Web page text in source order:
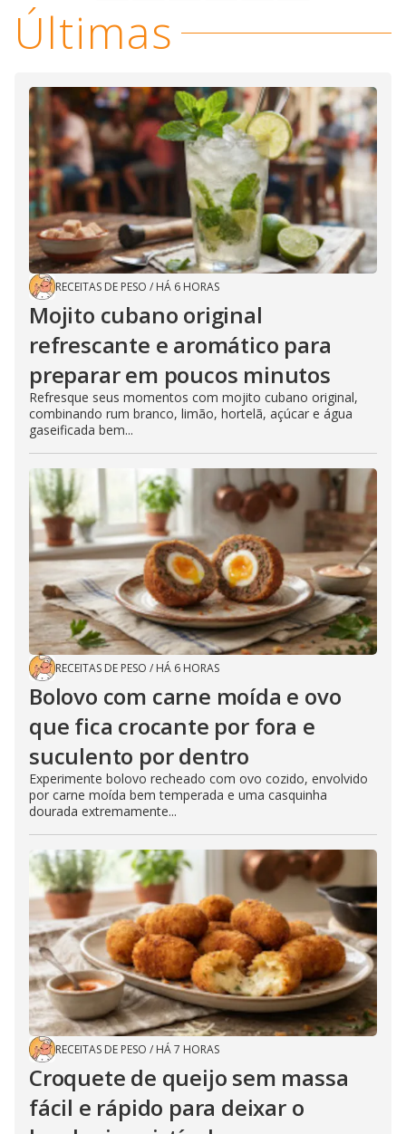
Últimas
RECEITAS DE PESO / HÁ 6 HORAS
Mojito cubano original
refrescante e aromático para
preparar em poucos minutos
Refresque seus momentos com mojito cubano original,
combinando rum branco, limão, hortelã, açúcar e água
gaseificada bem...
RECEITAS DE PESO / HÁ 6 HORAS
Bolovo com carne moída e ovo
que fica crocante por fora e
suculento por dentro
Experimente bolovo recheado com ovo cozido, envolvido
por carne moída bem temperada e uma casquinha
dourada extremamente...
RECEITAS DE PESO / HÁ 7 HORAS
Croquete de queijo sem massa
fácil e rápido para deixar o